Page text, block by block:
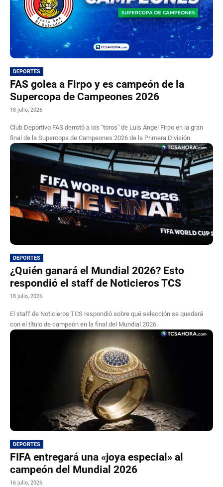
DEPORTES
FAS golea a Firpo y es campeón de la
Supercopa de Campeones 2026
18 julio, 2026
Club Deportivo FAS derrotó a los “toros” de Luis Ángel Firpo en la gran
final de la Supercopa de Campeones 2026 de la Primera División.
DEPORTES
¿Quién ganará el Mundial 2026? Esto
respondió el staff de Noticieros TCS
18 julio, 2026
El staff de Noticieros TCS respondió sobre qué selección se quedará
con el título de campeón en la final del Mundial 2026.
DEPORTES
FIFA entregará una «joya especial» al
campeón del Mundial 2026
16 julio, 2026